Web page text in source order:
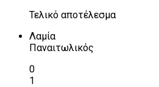
Τελικό αποτέλεσμα
Λαμία
Παναιτωλικός
0
1